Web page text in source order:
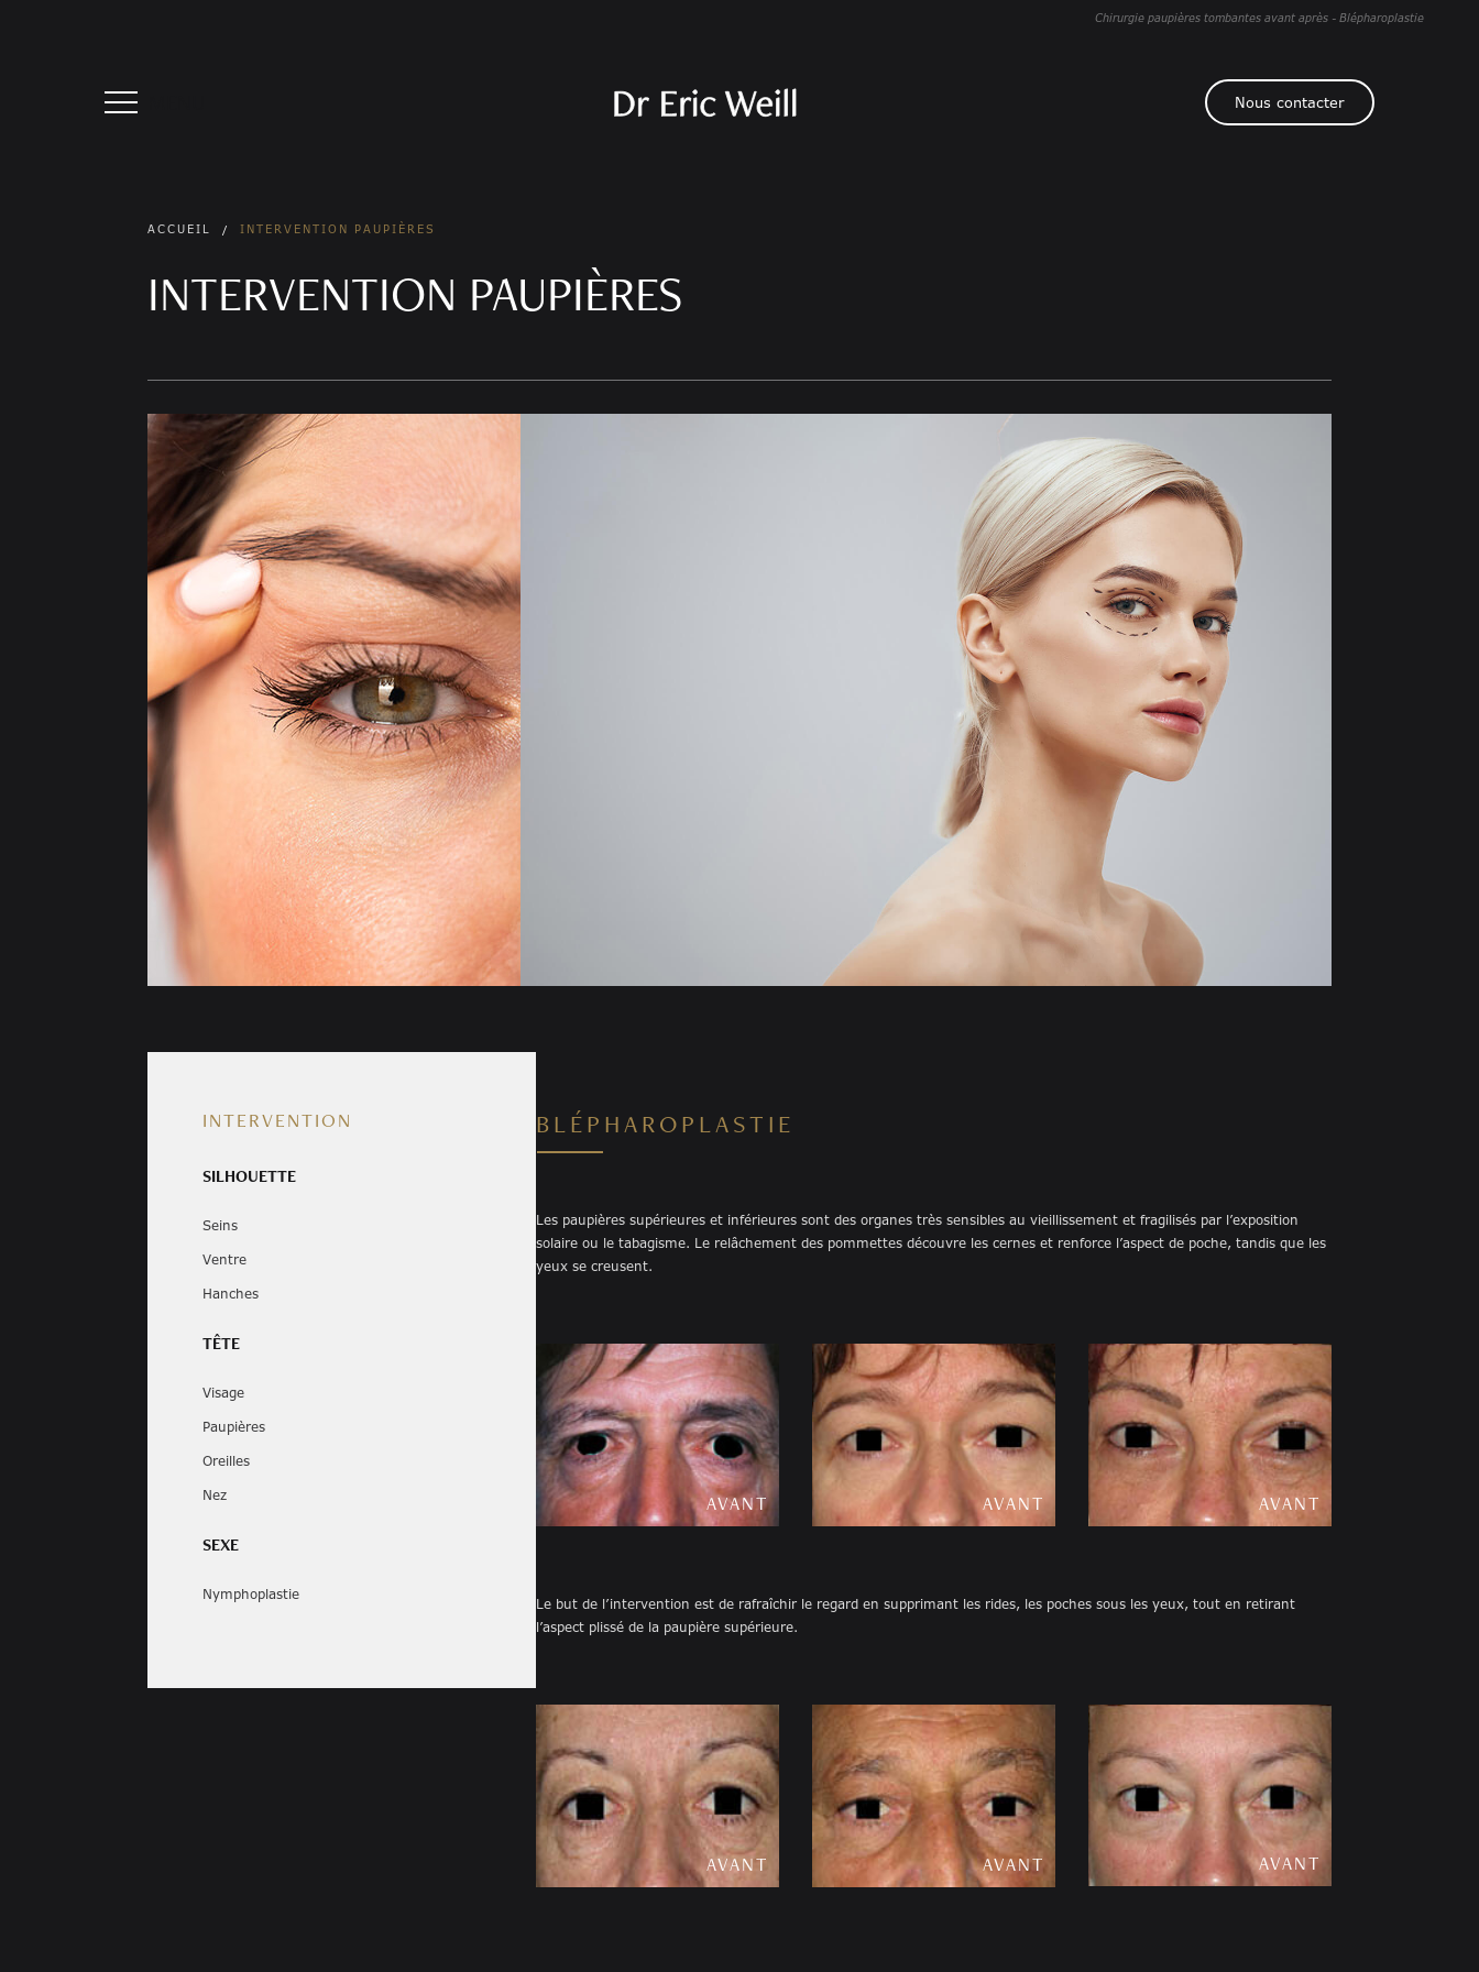
Chirurgie paupières tombantes avant après - Blépharoplastie
Nous contacter
ACCUEIL / INTERVENTION PAUPIÈRES
INTERVENTION PAUPIÈRES
INTERVENTION
SILHOUETTE
Seins
Ventre
Hanches
TÊTE
Visage
Paupières
Oreilles
Nez
SEXE
Nymphoplastie
BLÉPHAROPLASTIE
Les paupières supérieures et inférieures sont des organes très sensibles au vieillissement et fragilisés par l’exposition
solaire ou le tabagisme. Le relâchement des pommettes découvre les cernes et renforce l’aspect de poche, tandis que les
yeux se creusent.
AVANT
APRÈS AVANT
APRÈS AVANT
APRÈS
Le but de l’intervention est de rafraîchir le regard en supprimant les rides, les poches sous les yeux, tout en retirant
l’aspect plissé de la paupière supérieure.
AVANT
APRÈS AVANT
APRÈS AVANT
APRÈS